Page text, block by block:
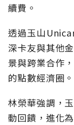
續費。
透過玉山
深卡友與其他
景與跨業合作
的點數經濟圈。
林榮華強調，
動回饋，進化